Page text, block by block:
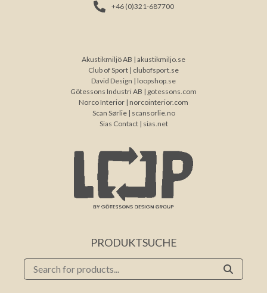
+46 (0)321-687700
Akustikmiljö AB | akustikmiljo.se
Club of Sport | clubofsport.se
David Design | loopshop.se
Götessons Industri AB | gotessons.com
Norco Interior | norcointerior.com
Scan Sørlie | scansorlie.no
Sias Contact | sias.net
PRODUKTSUCHE